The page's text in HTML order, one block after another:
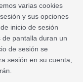
varias cookies
y sus opciones
inicio de sesión
pantalla duran un
de sesión se
sesión en su cuenta,